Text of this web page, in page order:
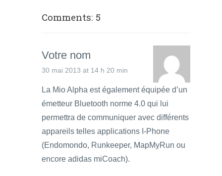
Comments: 5
Votre nom
30 mai 2013 at 14 h 20 min
La Mio Alpha est également équipée d’un
émetteur Bluetooth norme 4.0 qui lui
permettra de communiquer avec différents
appareils telles applications I-Phone
(Endomondo, Runkeeper, MapMyRun ou
encore adidas miCoach).